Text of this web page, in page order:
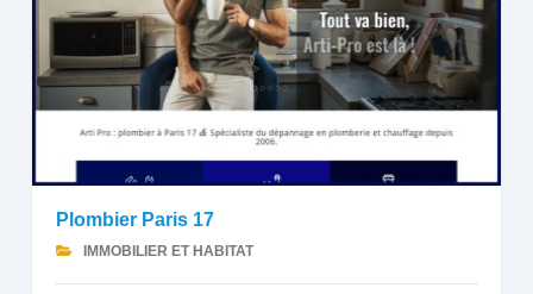
Plombier Paris 17
IMMOBILIER ET HABITAT